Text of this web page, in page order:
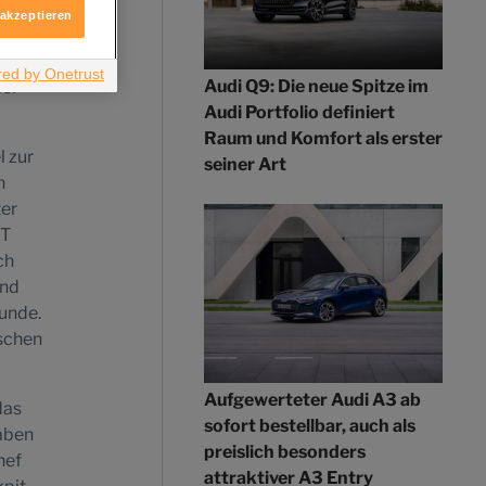
zur
Audi Q9: Die neue Spitze im
Audi Portfolio definiert
Raum und Komfort als erster
seiner Art
Aufgewerteter Audi A3 ab
sofort bestellbar, auch als
preislich besonders
attraktiver A3 Entry